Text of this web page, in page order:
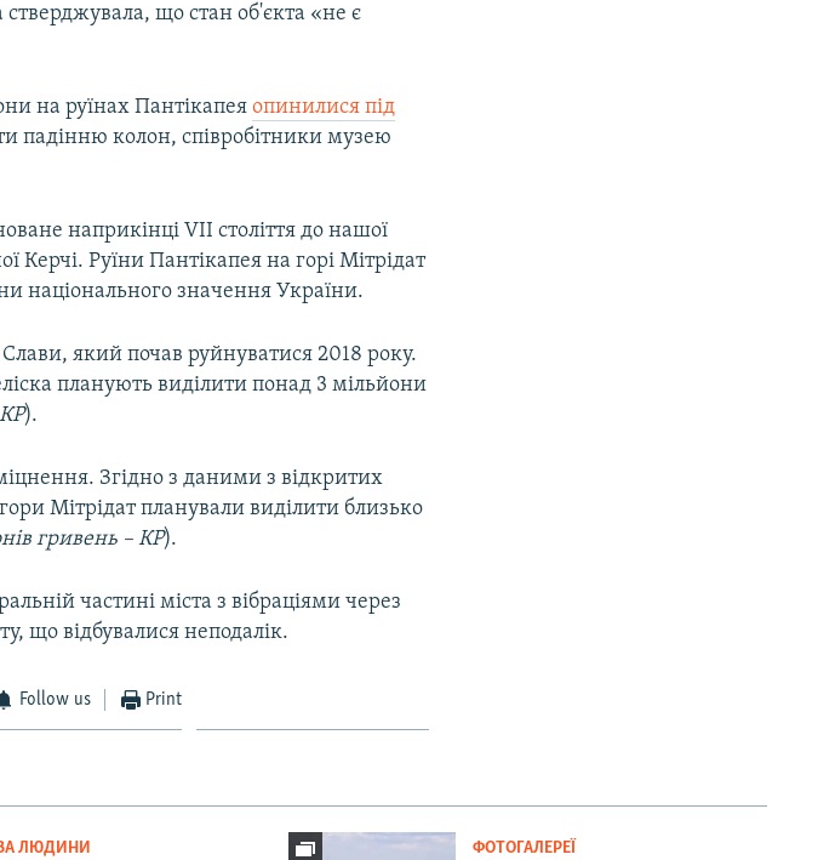
що стан об'єкта «не є
на руїнах Пантікапеяопинилися під
падінню колон, співробітники музею
наприкінці VII століття до нашої
Керчі. Руїни Пантікапея на горі Мітрідат
національного значення України.
який почав руйнуватися 2018 року.
планують виділити понад 3 мільйони
).
Згідно з даними з відкритих
Мітрідат планували виділити близько
гривень – КР).
частині міста з вібраціями через
що відбувалися неподалік.
Follow us Print
ЛЮДИНИ ФОТОГАЛЕРЕЇ